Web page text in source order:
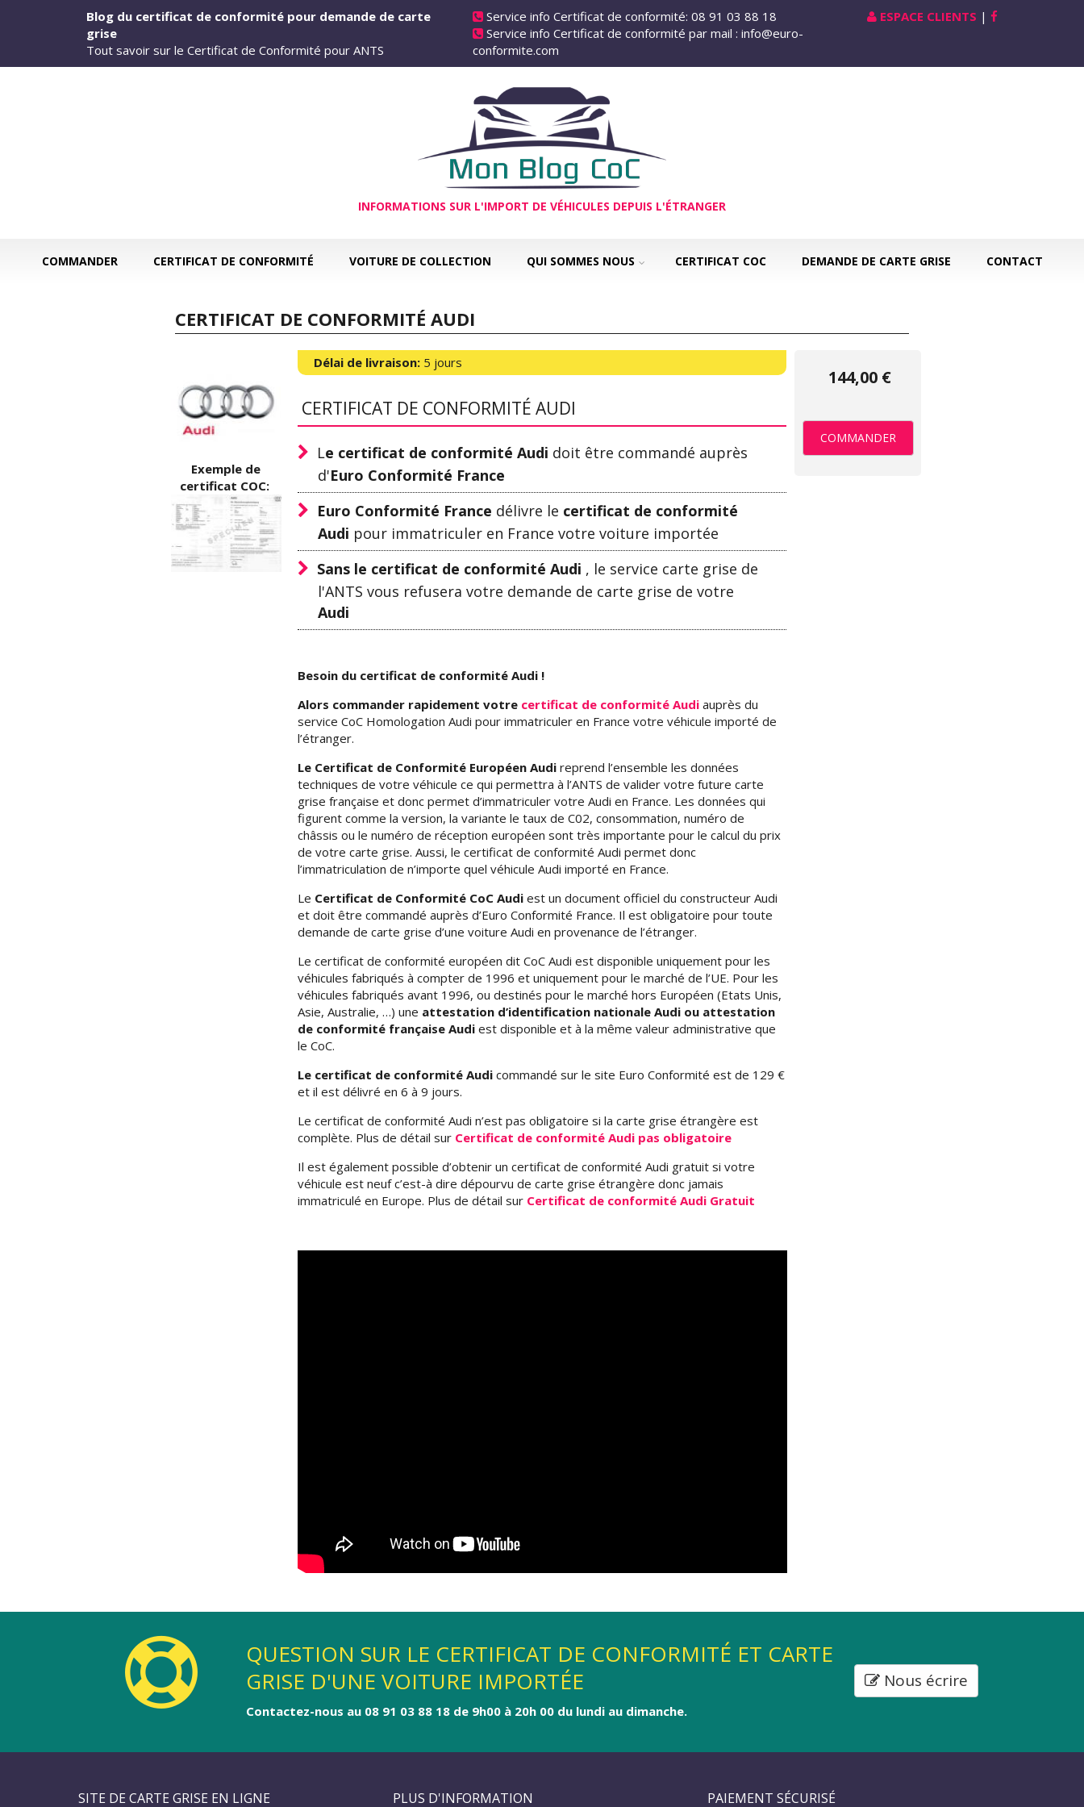
Aller au contenu principalBlog du certificat de conformité pour demande de carte
grise
Tout savoir sur le Certificat de Conformité pour ANTS
Service info Certificat de conformité: 08 91 03 88 18
Service info Certificat de conformité par mail : info@euro-
conformite.com
ESPACE CLIENTS |
INFORMATIONS SUR L'IMPORT DE VÉHICULES DEPUIS L'ÉTRANGER
COMMANDER CERTIFICAT DE CONFORMITÉ VOITURE DE COLLECTION QUI SOMMES NOUS CERTIFICAT COC DEMANDE DE CARTE GRISE CONTACT
CERTIFICAT DE CONFORMITÉ AUDI
Exemple de
certificat COC:
Délai de livraison: 5 jours
CERTIFICAT DE CONFORMITÉ AUDI
Le certificat de conformité Audi doit être commandé auprès
d'Euro Conformité France
Euro Conformité France délivre le certificat de conformité
Audi pour immatriculer en France votre voiture importée
Sans le certificat de conformité Audi , le service carte grise de
l'ANTS vous refusera votre demande de carte grise de votre
Audi
Besoin du certificat de conformité Audi !
Alors commander rapidement votre certificat de conformité Audiauprès du
service CoC Homologation Audi pour immatriculer en France votre véhicule importé de
l’étranger.
Le Certificat de Conformité Européen Audi reprend l’ensemble les données
techniques de votre véhicule ce qui permettra à l’ANTS de valider votre future carte
grise française et donc permet d’immatriculer votre Audi en France. Les données qui
figurent comme la version, la variante le taux de C02, consommation, numéro de
châssis ou le numéro de réception européen sont très importante pour le calcul du prix
de votre carte grise. Aussi, le certificat de conformité Audi permet donc
l’immatriculation de n’importe quel véhicule Audi importé en France.
Le Certificat de Conformité CoC Audiest un document officiel du constructeur Audi
et doit être commandé auprès d’Euro Conformité France. Il est obligatoire pour toute
demande de carte grise d’une voiture Audi en provenance de l’étranger.
Le certificat de conformité européen dit CoC Audi est disponible uniquement pour les
véhicules fabriqués à compter de 1996 et uniquement pour le marché de l’UE. Pour les
véhicules fabriqués avant 1996, ou destinés pour le marché hors Européen (Etats Unis,
Asie, Australie, …) une attestation d’identification nationale Audi ou attestation
de conformité française Audiest disponible et à la même valeur administrative que
le CoC.
Le certificat de conformité Audi commandé sur le site Euro Conformité est de 129 €
et il est délivré en 6 à 9 jours.
Le certificat de conformité Audi n’est pas obligatoire si la carte grise étrangère est
complète. Plus de détail sur Certificat de conformité Audi pas obligatoire
Il est également possible d’obtenir un certificat de conformité Audi gratuit si votre
véhicule est neuf c’est-à dire dépourvu de carte grise étrangère donc jamais
immatriculé en Europe. Plus de détail sur Certificat de conformité Audi Gratuit
144,00 €
COMMANDER
QUESTION SUR LE CERTIFICAT DE CONFORMITÉ ET CARTE
GRISE D'UNE VOITURE IMPORTÉE
Contactez-nous au 08 91 03 88 18 de 9h00 à 20h 00 du lundi au dimanche.
Nous écrire
SITE DE CARTE GRISE EN LIGNE PLUS D'INFORMATION PAIEMENT SÉCURISÉ